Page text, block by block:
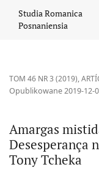
Studia Romanica
Posnaniensia
TOM 46 NR 3 (2019),
Amargas
Desesperança
Tony Tcheka
Opublikowane 2019-12-